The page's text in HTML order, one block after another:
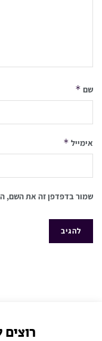
שם *
אימייל *
שמור בדפדפן זה את השם,